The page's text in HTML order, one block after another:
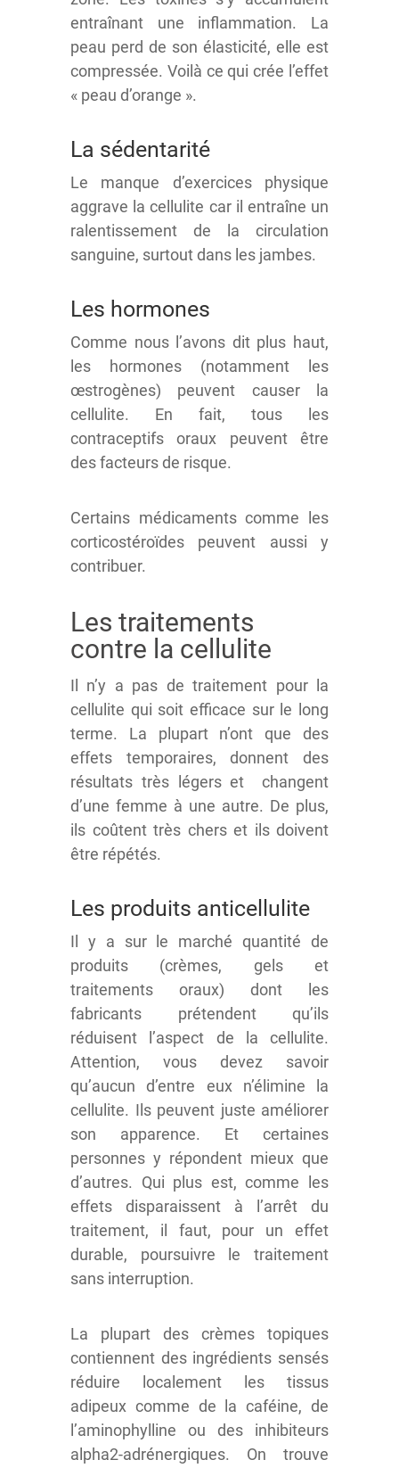
entraînant une inflammation. La
peau perd de son élasticité, elle est
compressée. Voilà ce qui crée l’effet
« peau d’orange ».
La sédentarité
Le manque d’exercices physique
aggrave la cellulite car il entraîne un
ralentissement de la circulation
sanguine, surtout dans les jambes.
Les hormones
Comme nous l’avons dit plus haut,
les hormones (notamment les
œstrogènes) peuvent causer la
cellulite. En fait, tous les
contraceptifs oraux peuvent être
des facteurs de risque.
Certains médicaments comme les
corticostéroïdes peuvent aussi y
contribuer.
Les traitements
contre la cellulite
Il n’y a pas de traitement pour la
cellulite qui soit efficace sur le long
terme. La plupart n’ont que des
effets temporaires, donnent des
résultats très légers et changent
d’une femme à une autre. De plus,
ils coûtent très chers et ils doivent
être répétés.
Les produits anticellulite
Il y a sur le marché quantité de
produits (crèmes, gels et
traitements oraux) dont les
fabricants prétendent qu’ils
réduisent l’aspect de la cellulite.
Attention, vous devez savoir
qu’aucun d’entre eux n’élimine la
cellulite. Ils peuvent juste améliorer
son apparence. Et certaines
personnes y répondent mieux que
d’autres. Qui plus est, comme les
effets disparaissent à l’arrêt du
traitement, il faut, pour un effet
durable, poursuivre le traitement
sans interruption.
La plupart des crèmes topiques
contiennent des ingrédients sensés
réduire localement les tissus
adipeux comme de la caféine, de
l’aminophylline ou des inhibiteurs
alpha2-adrénergiques. On trouve